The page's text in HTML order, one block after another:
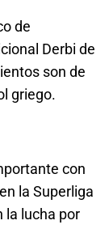
de
Derbi de
son de
griego.
con
la Superliga
la lucha por